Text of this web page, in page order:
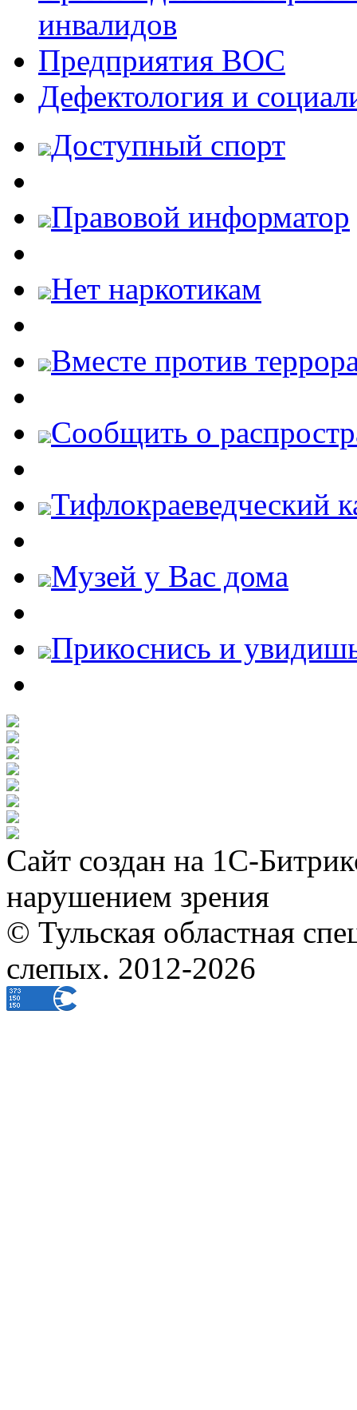
инвалидов
Предприятия ВОС
Дефектология и
Доступный спорт
Правовой информатор
Нет наркотикам
Вместе против
Cообщить о
Тифлокраеведческий
Музей у Вас дома
Прикоснись и
Сайт создан на 1С-
нарушением зрения
© Тульская областная
слепых. 2012-2026